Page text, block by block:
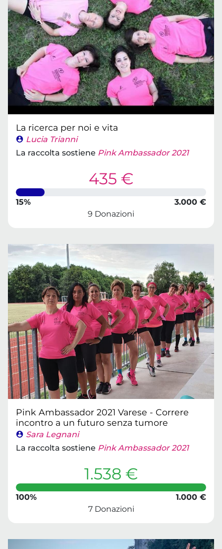
La ricerca per noi e vita
Lucia Trianni
La raccolta sostiene Pink Ambassador 2021
435 €
15%
3.000 €
9 Donazioni
Pink Ambassador 2021 Varese - Correre
incontro a un futuro senza tumore
Sara Legnani
La raccolta sostiene Pink Ambassador 2021
1.538 €
100%
1.000 €
7 Donazioni